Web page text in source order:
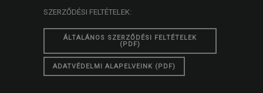
SZERZŐDÉSI FELTÉTELEK:
ÁLTALÁNOS SZERZŐDÉSI FELTÉTELEK
(PDF)
ADATVÉDELMI ALAPELVEINK (PDF)